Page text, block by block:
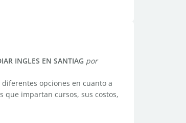
INGLES EN SANTIAG por
opciones en cuanto a
que impartan cursos, sus costos,